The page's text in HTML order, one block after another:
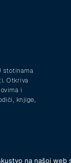
stotinama
Otkriva
i
knjige,
na našoj